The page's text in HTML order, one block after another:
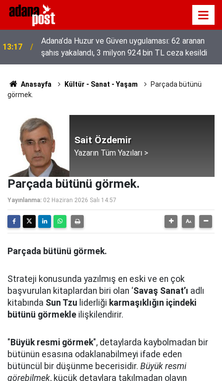
13:17
Adana’da Huzur ve Güven uygulaması: 62 aranan
şahıs yakalandı, 3 milyon 924 bin TL ceza kesildi
Anasayfa Kültür - Sanat - Yaşam
Parçada bütünü
görmek.
Sait Özdemir
Yazarın Tüm Yazıları >
Parçada bütünü görmek.
Yayınlanma: 02 Haziran 2026 Salı 14:57
Parçada bütünü görmek.
Strateji konusunda yazılmış en eski ve en çok
başvurulan kitaplardan biri olan ‘Savaş Sanat’ı adlı
kitabında Sun Tzu liderliği karmaşıklığın içindeki
bütünü görmekle ilişkilendirir.
" Büyük resmi görmek", detaylarda kaybolmadan bir
bütünün esasına odaklanabilmeyi ifade eden
bütüncül bir düşünme becerisidir. Büyük resmi
görebilmek, küçük detaylara takılmadan olayın